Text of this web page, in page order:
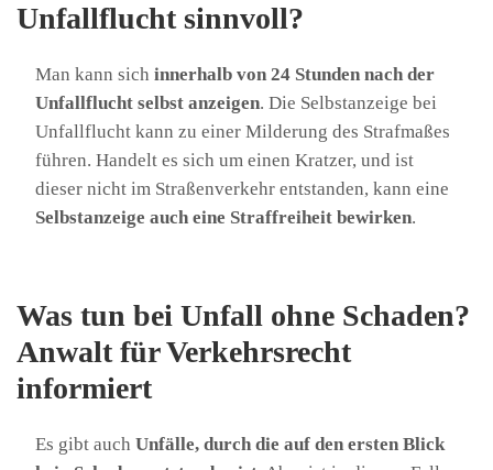
Unfallflucht sinnvoll?
Man kann sich innerhalb von 24 Stunden nach der
Unfallflucht selbst anzeigen. Die Selbstanzeige bei
Unfallflucht kann zu einer Milderung des Strafmaßes
führen. Handelt es sich um einen Kratzer, und ist
dieser nicht im Straßenverkehr entstanden, kann eine
Selbstanzeige auch eine Straffreiheit bewirken.
Was tun bei Unfall ohne Schaden?
Anwalt für Verkehrsrecht
informiert
Es gibt auch Unfälle, durch die auf den ersten Blick